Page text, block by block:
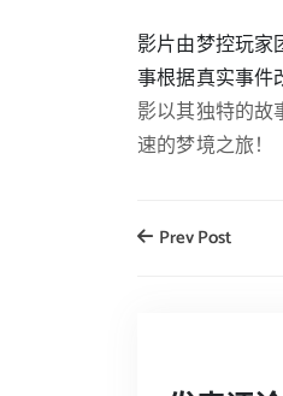
影片由梦控玩
事根据真实事件
影以其独特的
速的梦境之旅！
Prev Post